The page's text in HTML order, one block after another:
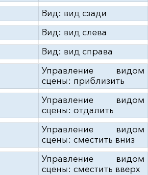
Вид: вид сзади
Вид: вид слева
Вид: вид справа
Управление видом
сцены: приблизить
Управление видом
сцены: отдалить
Управление видом
сцены: сместить вниз
Управление видом
сцены: сместить вверх